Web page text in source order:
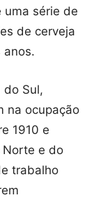
uma série de
de cerveja
anos.
do Sul,
na ocupação
1910 e
Norte e do
trabalho